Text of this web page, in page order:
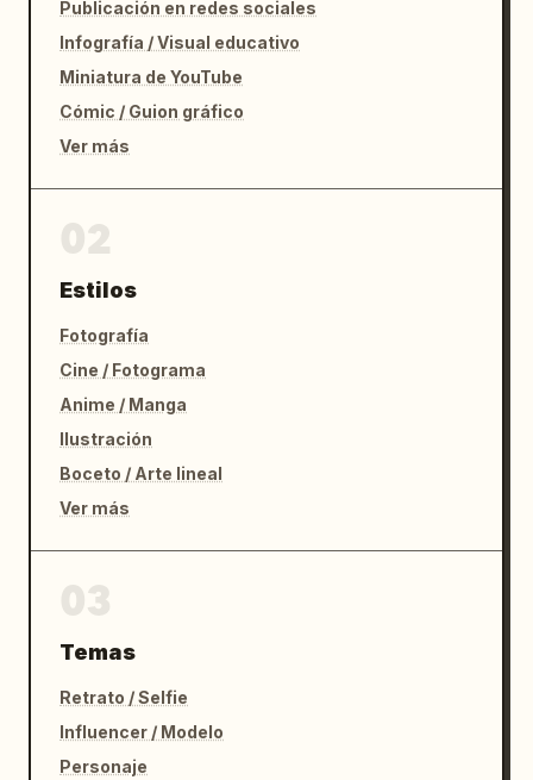
Publicación en redes sociales
Infografía / Visual educativo
Miniatura de YouTube
Cómic / Guion gráfico
Ver más
Estilos
Fotografía
Cine / Fotograma
Anime / Manga
Ilustración
Boceto / Arte lineal
Ver más
Temas
Retrato / Selfie
Influencer / Modelo
Personaje